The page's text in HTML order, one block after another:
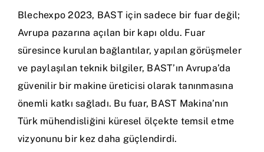
Blechexpo 2023, BAST için sadece bir fuar değil;
Avrupa pazarına açılan bir kapı oldu. Fuar
süresince kurulan bağlantılar, yapılan görüşmeler
ve paylaşılan teknik bilgiler, BAST’ın Avrupa’da
güvenilir bir makine üreticisi olarak tanınmasına
önemli katkı sağladı. Bu fuar, BAST Makina’nın
Türk mühendisliğini küresel ölçekte temsil etme
vizyonunu bir kez daha güçlendirdi.